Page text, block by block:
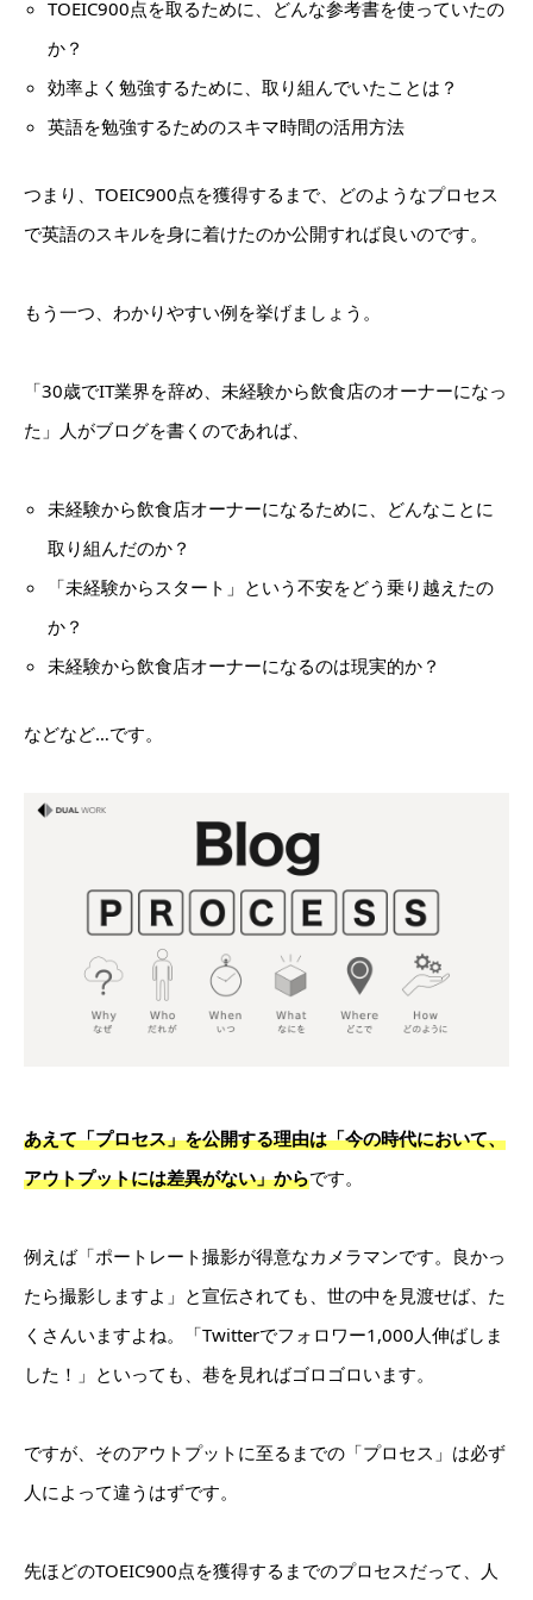
TOEIC900点を取るために、どんな参考書を使っていたの
か？
効率よく勉強するために、取り組んでいたことは？
英語を勉強するためのスキマ時間の活用方法
つまり、TOEIC900点を獲得するまで、どのようなプロセス
で英語のスキルを身に着けたのか公開すれば良いのです。
もう一つ、わかりやすい例を挙げましょう。
「30歳でIT業界を辞め、未経験から飲食店のオーナーになっ
た」人がブログを書くのであれば、
未経験から飲食店オーナーになるために、どんなことに
取り組んだのか？
「未経験からスタート」という不安をどう乗り越えたの
か？
未経験から飲食店オーナーになるのは現実的か？
などなど…です。
あえて「プロセス」を公開する理由は「今の時代において、
アウトプットには差異がない」からです。
例えば「ポートレート撮影が得意なカメラマンです。良かっ
たら撮影しますよ」と宣伝されても、世の中を見渡せば、た
くさんいますよね。「Twitterでフォロワー1,000人伸ばしま
した！」といっても、巷を見ればゴロゴロいます。
ですが、そのアウトプットに至るまでの「プロセス」は必ず
人によって違うはずです。
先ほどのTOEIC900点を獲得するまでのプロセスだって、人